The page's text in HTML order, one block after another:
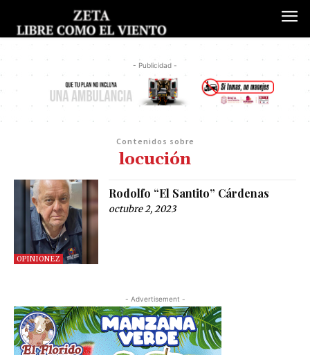
- Publicidad -
Contenidos sobre
locución
OPINIONEZ
Rodolfo “El Santito” Cárdenas
octubre 2, 2023
- Advertisement -